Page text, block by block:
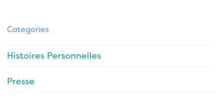
Categories
Histoires Personnelles
Presse